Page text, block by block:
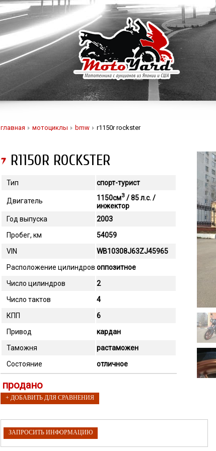
главная мотоциклы bmw r1150r rockster
R1150R ROCKSTER
Тип спорт-турист
Двигатель 1150см3 / 85 л.с. /
инжектор
Год выпуска
2003
Пробег, км
54059
VIN
WB10308J63ZJ45965
Расположение цилиндров оппозитное
Число цилиндров
2
Число тактов
4
КПП
6
Привод
кардан
Таможня
растаможен
Состояние
отличное
продано
+ ДОБАВИТЬ ДЛЯ СРАВНЕНИЯ
ЗАПРОСИТЬ ИНФОРМАЦИЮ